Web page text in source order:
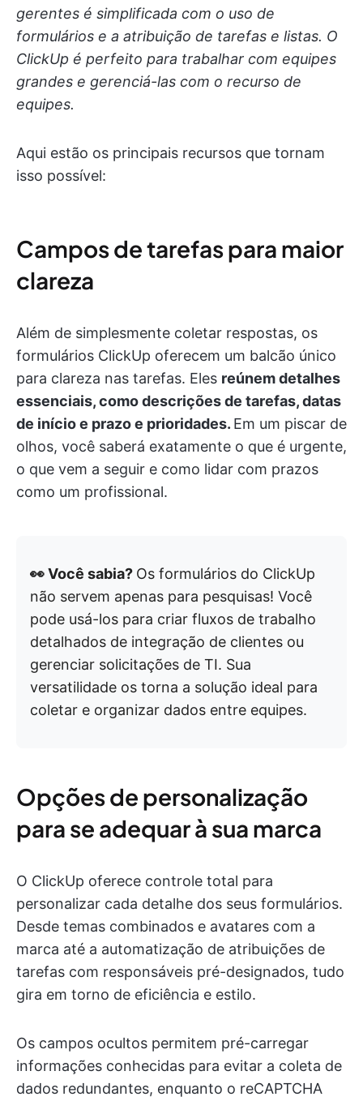
gerentes é simplificada com o uso de
formulários e a atribuição de tarefas e listas. O
ClickUp é perfeito para trabalhar com equipes
grandes e gerenciá-las com o recurso de
equipes.
Aqui estão os principais recursos que tornam
isso possível:
Campos de tarefas para maior
clareza
Além de simplesmente coletar respostas, os
formulários ClickUp oferecem um balcão único
para clareza nas tarefas. Eles reúnem detalhes
essenciais, como descrições de tarefas, datas
de início e prazo e prioridades. Em um piscar de
olhos, você saberá exatamente o que é urgente,
o que vem a seguir e como lidar com prazos
como um profissional.
👀 Você sabia? Os formulários do ClickUp
não servem apenas para pesquisas! Você
pode usá-los para criar fluxos de trabalho
detalhados de integração de clientes ou
gerenciar solicitações de TI. Sua
versatilidade os torna a solução ideal para
coletar e organizar dados entre equipes.
Opções de personalização
para se adequar à sua marca
O ClickUp oferece controle total para
personalizar cada detalhe dos seus formulários.
Desde temas combinados e avatares com a
marca até a automatização de atribuições de
tarefas com responsáveis pré-designados, tudo
gira em torno de eficiência e estilo.
Os campos ocultos permitem pré-carregar
informações conhecidas para evitar a coleta de
dados redundantes, enquanto o reCAPTCHA